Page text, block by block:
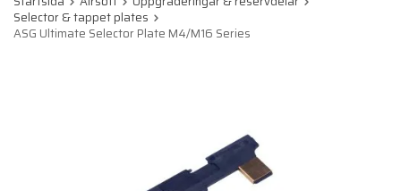
Selector & tappet plates
ASG Ultimate Selector Plate M4/M16 Series